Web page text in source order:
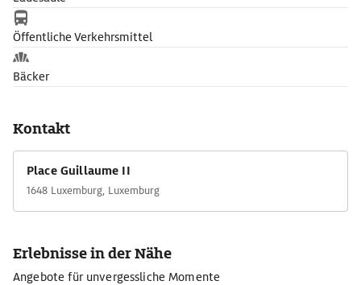
Öffentliche Verkehrsmittel
Bäcker
Kontakt
Place Guillaume II
1648 Luxemburg, Luxemburg
Erlebnisse in der Nähe
Angebote für unvergessliche Momente